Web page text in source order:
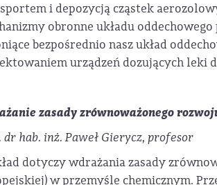
i depozycją cząstek
obronne układu
bezpośrednio nasz układ
urządzeń dozujących leki
zasady zrównoważonego
dr hab. inż. Paweł Gierycz, profesor
dotyczy wdrażania zasady
w przemyśle chemicznym.